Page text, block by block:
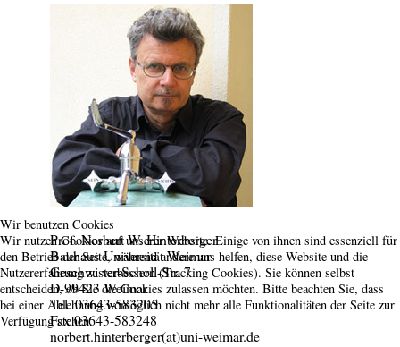
Prof. Norbert W. Hinterberger
Bauhaus-Universität Weimar
Geschwister-Scholl-Str. 7
D-99423 Weimar
Tel. 03643-583205
Fax 03643-583248
norbert.hinterberger(at)uni-weimar.de
Wir benutzen Cookies
Wir nutzen Cookies auf unserer Website. Einige von ihnen sind essenziell für
den Betrieb der Seite, während andere uns helfen, diese Website und die
Nutzererfahrung zu verbessern (Tracking Cookies). Sie können selbst
entscheiden, ob Sie die Cookies zulassen möchten. Bitte beachten Sie, dass
bei einer Ablehnung womöglich nicht mehr alle Funktionalitäten der Seite zur
Verfügung stehen.